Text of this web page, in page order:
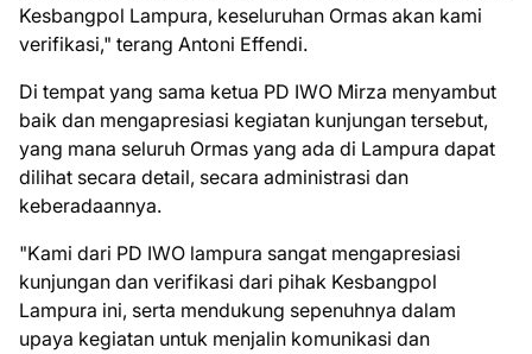
Kesbangpol Lampura, keseluruhan Ormas akan kami
verifikasi," terang Antoni Effendi.
Di tempat yang sama ketua PD IWO Mirza menyambut
baik dan mengapresiasi kegiatan kunjungan tersebut,
yang mana seluruh Ormas yang ada di Lampura dapat
dilihat secara detail, secara administrasi dan
keberadaannya.
"Kami dari PD IWO lampura sangat mengapresiasi
kunjungan dan verifikasi dari pihak Kesbangpol
Lampura ini, serta mendukung sepenuhnya dalam
upaya kegiatan untuk menjalin komunikasi dan